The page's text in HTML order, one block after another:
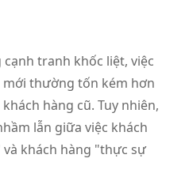
tranh khốc liệt, việc
thường tốn kém hơn
hàng cũ. Tuy nhiên,
lẫn giữa việc khách
khách hàng "thực sự